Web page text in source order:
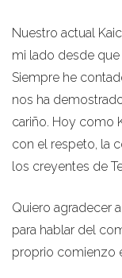
Nuestro actual
mi lado desde que
Siempre he
nos ha
cariño. Hoy como
con el respeto, la
los creyentes de
Quiero agradecer
para hablar del
proprio comienzo